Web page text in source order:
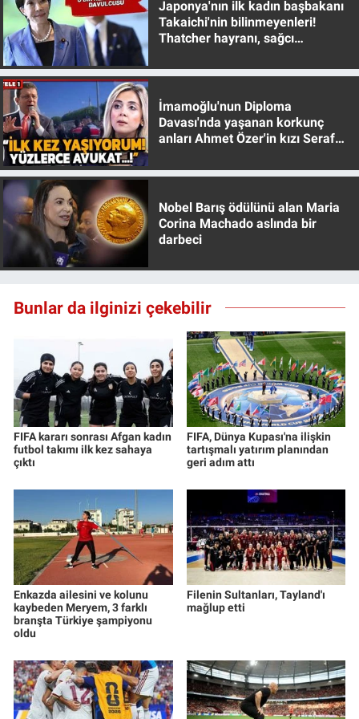
Japonya'nın ilk kadın başbakanı
Takaichi'nin bilinmeyenleri!
Thatcher hayranı, sağcı
İmamoğlu'nun Diploma
Davası'nda yaşanan korkunç
anları Ahmet Özer'in kızı Seraf
Nobel Barış ödülünü alan Maria
Corina Machado aslında bir
darbeci
Bunlar da ilginizi çekebilir
FIFA kararı sonrası Afgan kadın
futbol takımı ilk kez sahaya
çıktı
FIFA, Dünya Kupası'na ilişkin
tartışmalı yatırım planından
geri adım attı
Enkazda ailesini ve kolunu
kaybeden Meryem, 3 farklı
branşta Türkiye şampiyonu
oldu
Filenin Sultanları, Tayland'ı
mağlup etti
Gündem Özel
Günün görüntüsü
Haber
İlan
Kimdir
Koronavirüs
Nedir
Popüler
Programlar
Sağlık
Spor
Teknoloji
Türkiye'nin Geleceği
Yerel Gündem